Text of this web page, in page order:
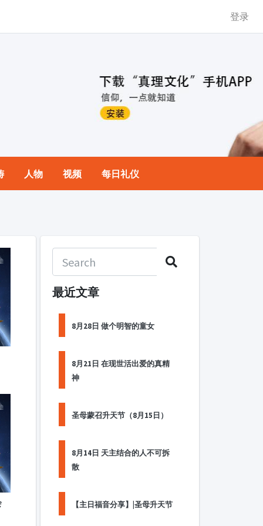
登录
人物 视频 每日礼仪
最近文章
8月28日 做个明智的童女
8月21日 在现世活出爱的真精
神
圣母蒙召升天节（8月15日）
8月14日 天主结合的人不可拆
散
【主日福音分享】|圣母升天节